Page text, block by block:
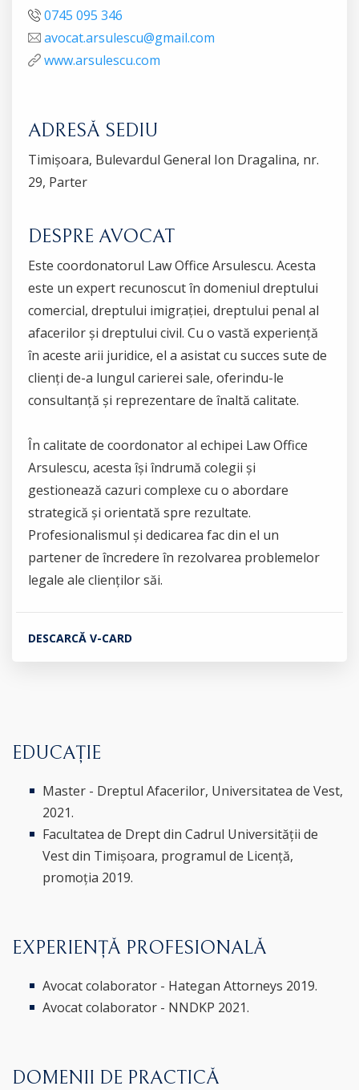
0745 095 346
avocat.arsulescu@gmail.com
www.arsulescu.com
ADRESĂ SEDIU
Timișoara, Bulevardul General Ion Dragalina, nr.
29, Parter
DESPRE AVOCAT
Este coordonatorul Law Office Arsulescu. Acesta
este un expert recunoscut în domeniul dreptului
comercial, dreptului imigrației, dreptului penal al
afacerilor și dreptului civil. Cu o vastă experiență
în aceste arii juridice, el a asistat cu succes sute de
clienți de-a lungul carierei sale, oferindu-le
consultanță și reprezentare de înaltă calitate.
În calitate de coordonator al echipei Law Office
Arsulescu, acesta își îndrumă colegii și
gestionează cazuri complexe cu o abordare
strategică și orientată spre rezultate.
Profesionalismul și dedicarea fac din el un
partener de încredere în rezolvarea problemelor
legale ale clienților săi.
DESCARCĂ V-CARD
EDUCAȚIE
Master - Dreptul Afacerilor, Universitatea de Vest,
2021.
Facultatea de Drept din Cadrul Universității de
Vest din Timișoara, programul de Licență,
promoția 2019.
EXPERIENȚĂ PROFESIONALĂ
Avocat colaborator - Hategan Attorneys 2019.
Avocat colaborator - NNDKP 2021.
DOMENII DE PRACTICĂ